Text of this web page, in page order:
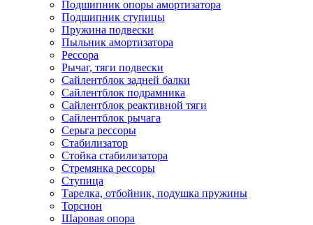
Подшипник опоры амортизатора
Подшипник ступицы
Пружина подвески
Пыльник амортизатора
Рессора
Рычаг, тяги подвески
Сайлентблок задней балки
Сайлентблок подрамника
Сайлентблок реактивной тяги
Сайлентблок рычага
Серьга рессоры
Стабилизатор
Стойка стабилизатора
Стремянка рессоры
Ступица
Тарелка, отбойник, подушка пружины
Торсион
Шаровая опора